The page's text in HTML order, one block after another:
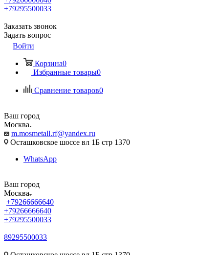
+79295500033
Заказать звонок
Задать вопрос
Войти
Корзина0
Избранные товары0
Сравнение товаров0
Ваш город
Москва
m.mosmetall.rf@yandex.ru
Осташковское шоссе вл 1Б стр 1370
WhatsApp
Ваш город
Москва
+79266666640
+79266666640
+79295500033
89295500033